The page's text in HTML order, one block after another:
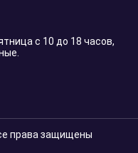
с 10 до 18 часов,
права защищены